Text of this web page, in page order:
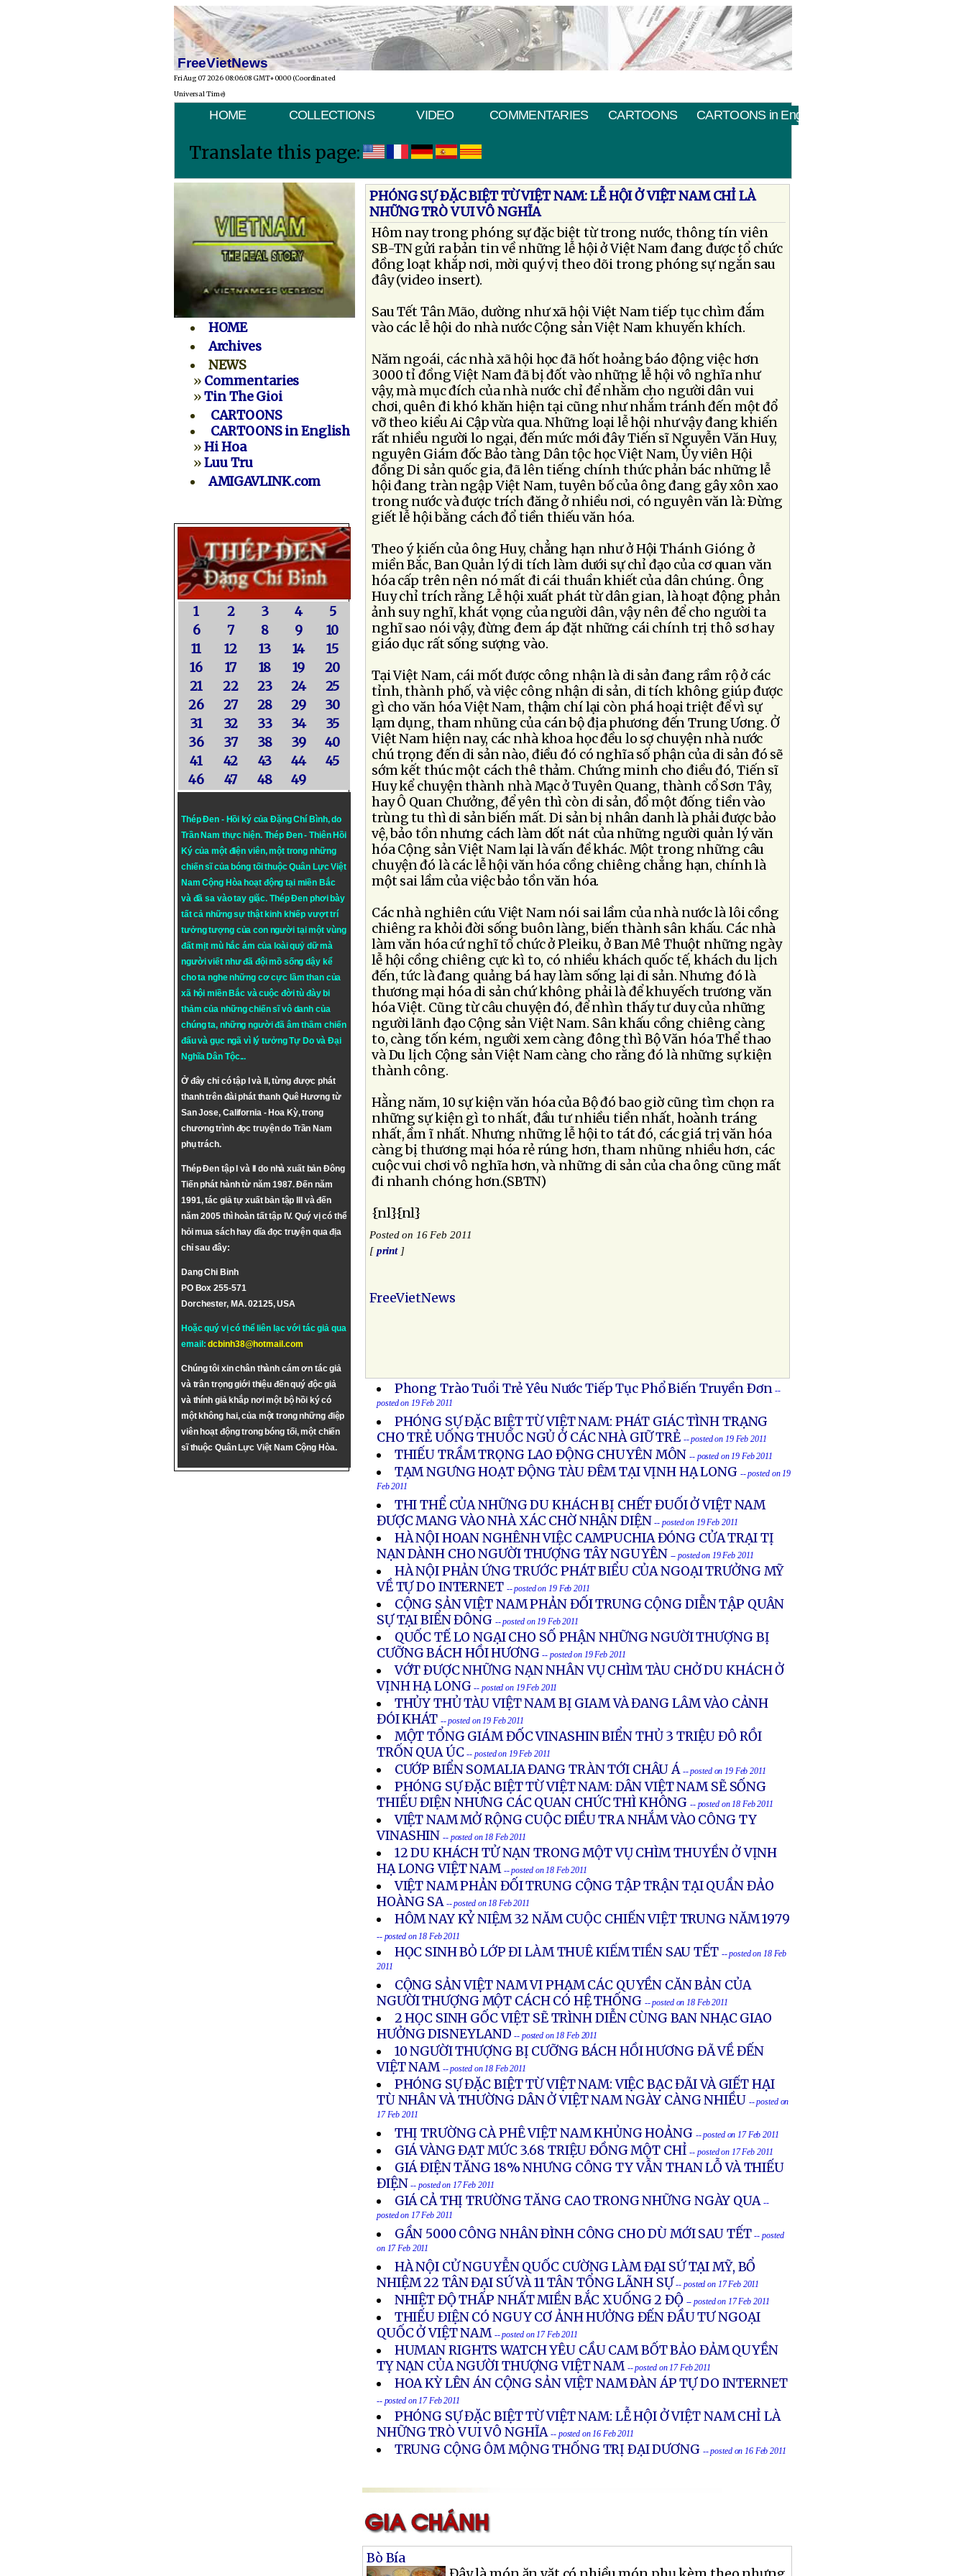
FreeVietNews
Fri Aug 07 2026 08:06:08 GMT+0000 (Coordinated
Universal Time)
HOME COLLECTIONS VIDEO COMMENTARIES CARTOONS CARTOONS in English
Translate this page:
HOME
Archives
NEWS
» Commentaries
»Tin The Gioi
CARTOONS
CARTOONS in English
»Hi Hoa
»Luu Tru
AMIGAVLINK.com
1 2 3 4
5
6
7 8 9
10
11
12 13 14
15
16
17 18 19
20
21
22 23 24
25
26
27 28 29
30
31
32 33 34
35
36
37 38 39
40
41
42 43 44
45
46
47 48 49
Thép Đen - Hồi ký của Đặng Chí Bình, do
Trần Nam thực hiện. Thép Đen- Thiên Hồi
Ký của một điện viên, một trong những
chiến sĩ của bóng tối thuộc Quân Lực Việt
Nam Cộng Hòa hoạt động tại miền Bắc
và đã sa vào tay giặc. Thép Đen phơi bày
tất cả những sự thật kinh khiếp vượt trí
tưởng tượng của con người tại một vùng
đất mịt mù hắc ám của loài quỷ dữ mà
người viết như đã đội mồ sống dậy kể
cho ta nghe những cơ cực lầm than của
xã hội miền Bắc và cuộc đời tù đày bi
thảm của những chiến sĩ vô danh của
chúng ta, những người đã âm thầm chiến
đấu và gục ngã vì lý tưởngTự DovàĐại
Nghĩa Dân Tộc...
Ở đây chỉ có tập I và II, từng được phát
thanh trên đài phát thanh Quê Hương từ
San Jose, California - Hoa Kỳ, trong
chương trình đọc truyện do Trần Nam
phụ trách.
Thép Đen tập I và II do nhà xuất bản Đông
Tiến phát hành từ năm 1987. Đến năm
1991, tác giả tự xuất bản tập III và đến
năm 2005 thì hoàn tất tập IV. Quý vị có thể
hỏi mua sách hay dĩa đọc truyện qua địa
chỉ sau đây:
Dang Chi Binh
PO Box 255-571
Dorchester, MA. 02125, USA
Hoặc quý vị có thể liên lạc với tác giả qua
email:dcbinh38@hotmail.com
Chúng tôi xin chân thành cám ơn tác giả
và trân trọng giới thiệu đến quý độc giả
và thính giả khắp nơi một bộ hồi ký có
một không hai, của một trong những điệp
viên hoạt động trong bóng tối, một chiến
sĩ thuộc Quân Lực Việt Nam Cộng Hòa.
PHÓNG SỰ ÐẶC BIỆT TỪ VIỆT NAM: LỄ HỘI Ở VIỆT NAM CHỈ LÀ
NHỮNG TRÒ VUI VÔ NGHĨA
Hôm nay trong phóng sự đặc biệt từ trong nước, thông tín viên
SB-TN gửi ra bản tin về những lễ hội ở Việt Nam đang được tổ chức
đồng loạt khắp nơi, mời quý vị theo dõi trong phóng sự ngắn sau
đây (video insert).
Sau Tết Tân Mão, dường như xã hội Việt Nam tiếp tục chìm đắm
vào các lễ hội do nhà nước Cộng sản Việt Nam khuyến khích.
Năm ngoái, các nhà xã hội học đã hốt hoảng báo động việc hơn
3000 tỉ đồng Việt Nam đã bị đốt vào những lễ hội vô nghĩa như
vậy, mà mục đích của nhà nước chỉ để nhằm cho người dân vui
chơi, quên đi khó khăn hiện tại cũng như nhắm tránh đến một đổ
vỡ theo kiểu Ai Cập vừa qua. Những loại lễ hội như vậy đang khiến
rất nhiều người lo ngại, đến mức mới đây Tiến sĩ Nguyễn Văn Huy,
nguyên Giám đốc Bảo tàng Dân tộc học Việt Nam, Ủy viên Hội
đồng Di sản quốc gia, đã lên tiếng chính thức phản bác những lễ
hội đang tràn ngập Việt Nam, tuyên bố của ông đang gây xôn xao
trong nước và được trích đăng ở nhiều nơi, có nguyên văn là: Ðừng
giết lễ hội bằng cách đổ tiền thiếu văn hóa.
Theo ý kiến của ông Huy, chẳng hạn như ở Hội Thánh Gióng ở
miền Bắc, Ban Quản lý di tích làm dưới sự chỉ đạo của cơ quan văn
hóa cấp trên nên nó mất đi cái thuần khiết của dân chúng. Ông
Huy chỉ trích rằng Lễ hội xuất phát từ dân gian, là hoạt động phản
ảnh suy nghĩ, khát vọng của người dân, vậy nên để cho người ta
nghĩ sao nói vậy, đừng đem áp đặt những cái chính trị thô sơ hay
giáo dục rất sống sượng vào.
Tại Việt Nam, cái mốt được công nhận là di sản đang rầm rộ ở các
tỉnh, thành phố, và việc công nhận di sản, di tích không giúp được
gì cho văn hóa Việt Nam, thậm chí lại còn phá hoại triệt để vì sự
lạm dụng, tham nhũng của cán bộ địa phương đến Trung Ương. Ở
Việt Nam hiện nay, các nhà khoa học đều lo sợ chuyện nhà nước
chú trọng đến di sản nào, điều đó có nghĩa số phận của di sản đó sẽ
sớm kết thúc một cách thê thảm. Chứng minh cho điều đó, Tiến sĩ
Huy kể chuyện thành nhà Mạc ở Tuyên Quang, thành cổ Sơn Tây,
hay Ô Quan Chưởng, để yên thì còn di sản, đổ một đống tiền vào
trùng tu thì di sản biến mất. Di sản bị nhân danh là phải được bảo
vệ, bảo tồn nhưng cách làm dốt nát của những người quản lý văn
hóa Cộng sản Việt Nam lại là vấn đề khác. Một trong những câu
chuyện đó là các lễ hội văn hóa cồng chiêng chẳng hạn, chính là
một sai lầm của việc bảo tồn văn hóa.
Các nhà nghiên cứu Việt Nam nói sai lầm của nhà nước là lôi cồng
chiêng ra khỏi đời sống buôn làng, biến thành sân khấu. Các nhà
làm văn hóa cứ nghĩ tổ chức ở Pleiku, ở Ban Mê Thuột những ngày
lễ hội cồng chiêng cực kì to, có nhiều khách quốc tế, khách du lịch
đến, tức là đang quảng bá hay làm sống lại di sản. Nhưng đó là
thương mại hóa di sản chứ không phải là để khuyếch trương văn
hóa Việt. Cũng từ câu chuyện đó, để nhìn thấy tư duy của những
người lãnh đạo Cộng sản Việt Nam. Sân khấu cồng chiêng càng
to, càng tốn kém, người xem càng đông thì Bộ Văn hóa Thể thao
và Du lịch Cộng sản Việt Nam càng cho rằng đó là những sự kiện
thành công.
Hằng năm, 10 sự kiện văn hóa của Bộ đó bao giờ cũng tìm chọn ra
những sự kiện gì to nhất, đầu tư nhiều tiền nhất, hoành tráng
nhất, ầm ĩ nhất. Nhưng những lễ hội to tát đó, các giá trị văn hóa
càng bị thương mại hóa rẻ rúng hơn, tham nhũng nhiều hơn, các
cuộc vui chơi vô nghĩa hơn, và những di sản của cha ông cũng mất
đi nhanh chóng hơn.(SBTN)
{nl}{nl}
Posted on 16 Feb 2011
[print]
FreeVietNews
Phong Trào Tuổi Trẻ Yêu Nước Tiếp Tục Phổ Biến Truyền Ðơn--
posted on 19 Feb 2011
PHÓNG SỰ ĐẶC BIỆT TỪ VIỆT NAM: PHÁT GIÁC TÌNH TRẠNG
CHO TRẺ UỐNG THUỐC NGỦ Ở CÁC NHÀ GIỮ TRẺ -- posted on 19 Feb 2011
THIẾU TRẦM TRỌNG LAO ĐỘNG CHUYÊN MÔN-- posted on 19 Feb 2011
TẠM NGƯNG HOẠT ĐỘNG TÀU ĐÊM TẠI VỊNH HẠ LONG -- posted on 19
Feb 2011
THI THỂ CỦA NHỮNG DU KHÁCH BỊ CHẾT ĐUỐI Ở VIỆT NAM
ĐƯỢC MANG VÀO NHÀ XÁC CHỜ NHẬN DIỆN -- posted on 19 Feb 2011
HÀ NỘI HOAN NGHÊNH VIỆC CAMPUCHIA ĐÓNG CỬA TRẠI TỊ
NẠN DÀNH CHO NGƯỜI THƯỢNG TÂY NGUYÊN -- posted on 19 Feb 2011
HÀ NỘI PHẢN ỨNG TRƯỚC PHÁT BIỂU CỦA NGOẠI TRƯỞNG MỸ
VỀ TỰ DO INTERNET -- posted on 19 Feb 2011
CỘNG SẢN VIỆT NAM PHẢN ĐỐI TRUNG CỘNG DIỄN TẬP QUÂN
SỰ TẠI BIỂN ĐÔNG -- posted on 19 Feb 2011
QUỐC TẾ LO NGẠI CHO SỐ PHẬN NHỮNG NGƯỜI THƯỢNG BỊ
CƯỠNG BÁCH HỒI HƯƠNG -- posted on 19 Feb 2011
VỚT ÐƯỢC NHỮNG NẠN NHÂN VỤ CHÌM TÀU CHỞ DU KHÁCH Ở
VỊNH HẠ LONG -- posted on 19 Feb 2011
THỦY THỦ TÀU VIỆT NAM BỊ GIAM VÀ ĐANG LÂM VÀO CẢNH
ĐÓI KHÁT -- posted on 19 Feb 2011
MỘT TỔNG GIÁM ĐỐC VINASHIN BIỂN THỦ 3 TRIỆU ĐÔ RỒI
TRỐN QUA ÚC -- posted on 19 Feb 2011
CƯỚP BIỂN SOMALIA ĐANG TRÀN TỚI CHÂU Á -- posted on 19 Feb 2011
PHÓNG SỰ ĐẶC BIỆT TỪ VIỆT NAM: DÂN VIỆT NAM SẼ SỐNG
THIẾU ĐIỆN NHƯNG CÁC QUAN CHỨC THÌ KHÔNG -- posted on 18 Feb 2011
VIỆT NAM MỞ RỘNG CUỘC ĐIỀU TRA NHẮM VÀO CÔNG TY
VINASHIN -- posted on 18 Feb 2011
12 DU KHÁCH TỬ NẠN TRONG MỘT VỤ CHÌM THUYỀN Ở VỊNH
HẠ LONG VIỆT NAM -- posted on 18 Feb 2011
VIỆT NAM PHẢN ĐỐI TRUNG CỘNG TẬP TRẬN TẠI QUẦN ĐẢO
HOÀNG SA -- posted on 18 Feb 2011
HÔM NAY KỶ NIỆM 32 NĂM CUỘC CHIẾN VIỆT TRUNG NĂM 1979
-- posted on 18 Feb 2011
HỌC SINH BỎ LỚP ĐI LÀM THUÊ KIẾM TIỀN SAU TẾT -- posted on 18 Feb
2011
CỘNG SẢN VIỆT NAM VI PHẠM CÁC QUYỀN CĂN BẢN CỦA
NGƯỜI THƯỢNG MỘT CÁCH CÓ HỆ THỐNG -- posted on 18 Feb 2011
2 HỌC SINH GỐC VIỆT SẼ TRÌNH DIỄN CÙNG BAN NHẠC GIAO
HƯỞNG DISNEYLAND -- posted on 18 Feb 2011
10 NGƯỜI THƯỢNG BỊ CƯỠNG BÁCH HỒI HƯƠNG ĐÃ VỀ ĐẾN
VIỆT NAM -- posted on 18 Feb 2011
PHÓNG SỰ ĐẶC BIỆT TỪ VIỆT NAM: VIỆC BẠC ĐÃI VÀ GIẾT HẠI
TÙ NHÂN VÀ THƯỜNG DÂN Ở VIỆT NAM NGÀY CÀNG NHIỀU -- posted on
17 Feb 2011
THỊ TRƯỜNG CÀ PHÊ VIỆT NAM KHỦNG HOẢNG -- posted on 17 Feb 2011
GIÁ VÀNG ĐẠT MỨC 3.68 TRIỆU ĐỒNG MỘT CHỈ-- posted on 17 Feb 2011
GIÁ ĐIỆN TĂNG 18% NHƯNG CÔNG TY VẪN THAN LỖ VÀ THIẾU
ĐIỆN -- posted on 17 Feb 2011
GIÁ CẢ THỊ TRƯỜNG TĂNG CAO TRONG NHỮNG NGÀY QUA --
posted on 17 Feb 2011
GẦN 5000 CÔNG NHÂN ÐÌNH CÔNG CHO DÙ MỚI SAU TẾT-- posted
on 17 Feb 2011
HÀ NỘI CỬ NGUYỄN QUỐC CƯỜNG LÀM ĐẠI SỨ TẠI MỸ, BỔ
NHIỆM 22 TÂN ĐẠI SỨ VÀ 11 TÂN TỔNG LÃNH SỰ -- posted on 17 Feb 2011
NHIỆT ĐỘ THẤP NHẤT MIỀN BẮC XUỐNG 2 ĐỘ -- posted on 17 Feb 2011
THIẾU ĐIỆN CÓ NGUY CƠ ẢNH HƯỞNG ĐẾN ĐẦU TƯ NGOẠI
QUỐC Ở VIỆT NAM -- posted on 17 Feb 2011
HUMAN RIGHTS WATCH YÊU CẦU CAM BỐT BẢO ĐẢM QUYỀN
TỴ NẠN CỦA NGƯỜI THƯỢNG VIỆT NAM -- posted on 17 Feb 2011
HOA KỲ LÊN ÁN CỘNG SẢN VIỆT NAM ÐÀN ÁP TỰ DO INTERNET
-- posted on 17 Feb 2011
PHÓNG SỰ ĐẶC BIỆT TỪ VIỆT NAM: LỄ HỘI Ở VIỆT NAM CHỈ LÀ
NHỮNG TRÒ VUI VÔ NGHĨA -- posted on 16 Feb 2011
TRUNG CỘNG ÔM MỘNG THỐNG TRỊ ÐẠI DƯƠNG -- posted on 16 Feb 2011
Bò Bía